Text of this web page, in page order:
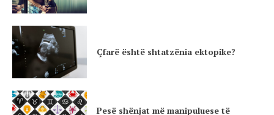
Çfarë është shtatzënia ektopike?
Pesë shënjat më manipuluese të